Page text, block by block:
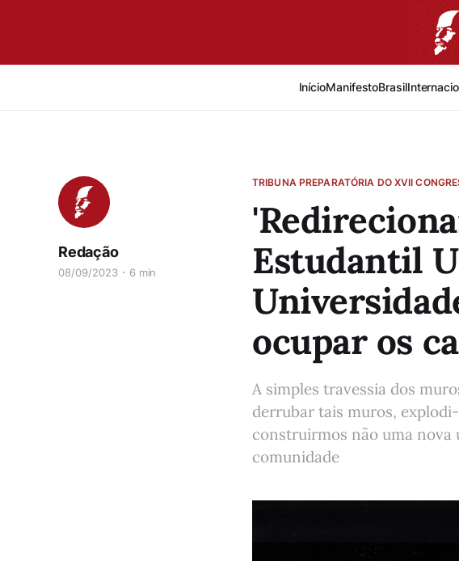
InícioManifestoBrasil
TRIBUNA PREPARATÓRIA DO XVII
Estudantil
ocupar os
Redação
08/09/2023 6 min
A simples travessia dos
derrubar tais muros,
construirmos não uma nova
comunidade